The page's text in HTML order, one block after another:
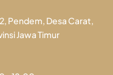
Pendem, Desa Carat,
Jawa Timur